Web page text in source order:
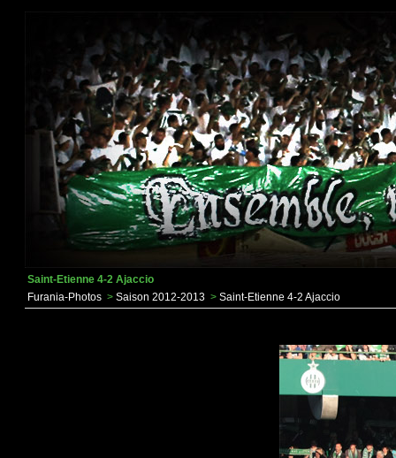
Saint-Etienne 4-2 Ajaccio
Furania-Photos > Saison 2012-2013 > Saint-Etienne 4-2 Ajaccio